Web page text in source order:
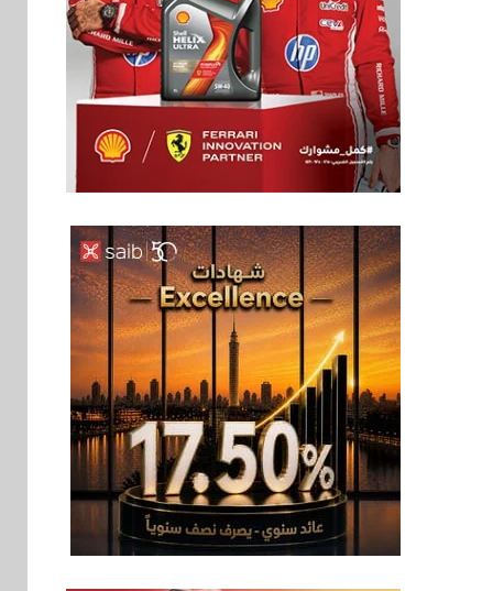
6 بنوك
بنك QNB مصر يعزز
جاهزية المشروعات
الصغيرة والمتوسطة
للنمو والتوسع
7
اخبار
فيكسد مصر و”حلول”
تتشاركان في تطوير
أول منصة للسياحة
الصحية في مصر
والشرق الأوسط
وأفريقيا Tour4Cure
8